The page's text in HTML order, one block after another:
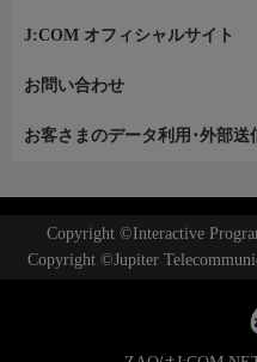
J:COM オフィシャルサイト
お問い合わせ
お客さまのデータ利用･外部送
Copyright ©Interactive
Copyright ©Jupiter